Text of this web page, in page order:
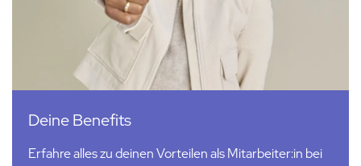
Deine Benefits
Erfahre alles zu deinen Vorteilen als Mitarbeiter:in bei